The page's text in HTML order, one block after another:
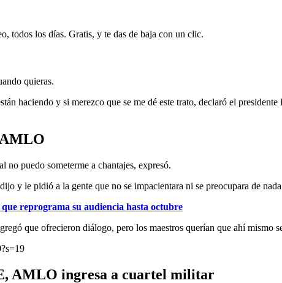
todos los días. Gratis, y te das de baja con un clic.
quieras.
haciendo y si merezco que se me dé este trato, declaró el
puedo someterme a chantajes, expresó.
y le pidió a la gente que no se impacientara ni se preocupara de
reprograma su audiencia hasta octubre
que ofrecieron diálogo, pero los maestros querían que ahí mismo
AMLO ingresa a cuartel militar